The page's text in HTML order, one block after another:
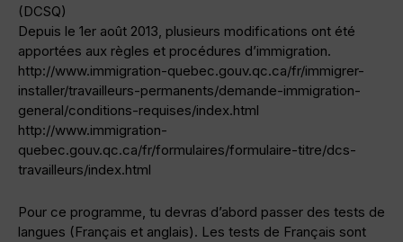
(DCSQ)
Depuis le 1er août 2013, plusieurs modifications ont été
apportées aux règles et procédures d’immigration.
http://www.immigration-quebec.gouv.qc.ca/fr/immigrer-
installer/travailleurs-permanents/demande-immigration-
general/conditions-requises/index.html
http://www.immigration-
quebec.gouv.qc.ca/fr/formulaires/formulaire-titre/dcs-
travailleurs/index.html
Pour ce programme, tu devras d’abord passer des tests de
langues (Français et anglais). Les tests de Français sont